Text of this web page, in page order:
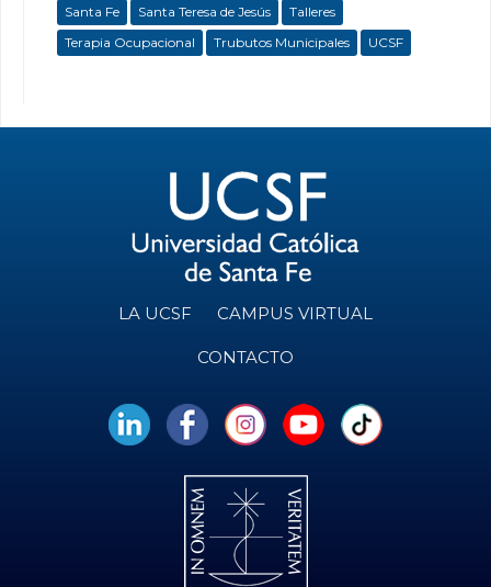
Santa Fe
Santa Teresa de Jesús
Talleres
Terapia Ocupacional
Trubutos Municipales UCSF
LA UCSF CAMPUS VIRTUAL
CONTACTO